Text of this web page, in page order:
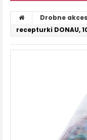
Drobne
recepturki DONAU,